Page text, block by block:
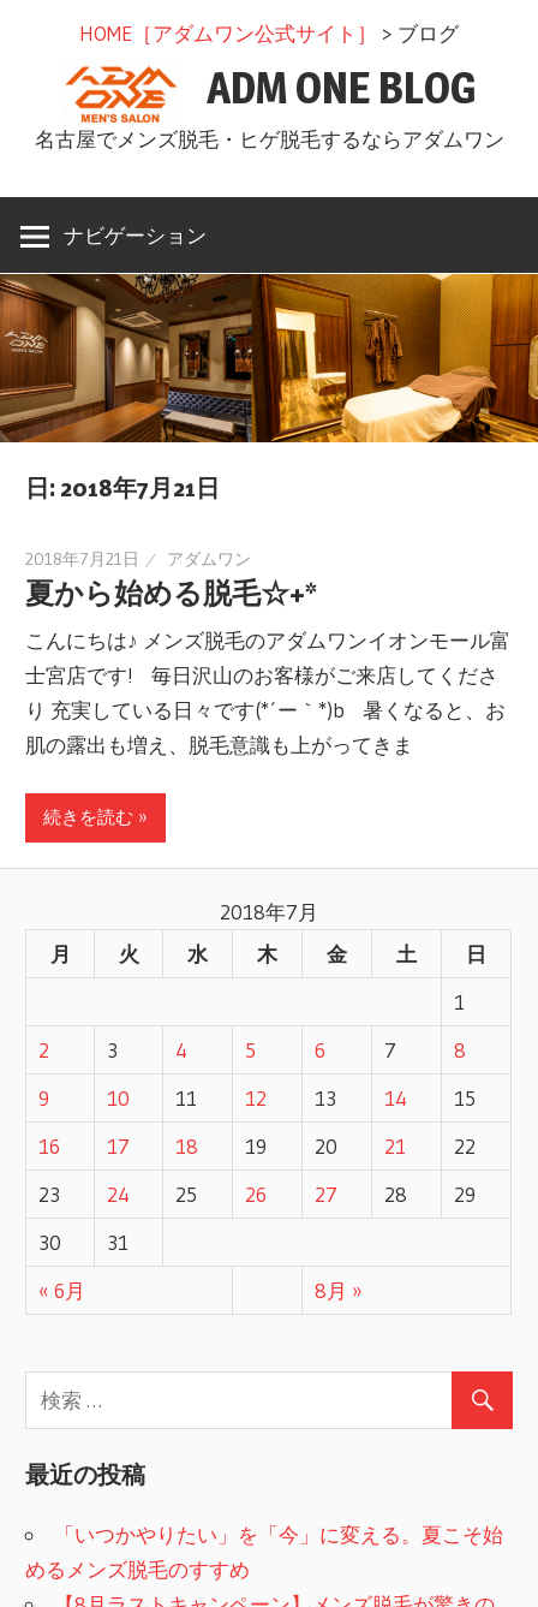
へ
ッ
プ
HOME［アダムワン公式サイト］ > ブログ
ADM ONE BLOG
名古屋でメンズ脱毛・ヒゲ脱毛するならアダムワン
ナビゲーション
日: 2018年7月21日
2018年7月21日 アダムワン
夏から始める脱毛☆+*
こんにちは♪ メンズ脱毛のアダムワンイオンモール富
士宮店です! 毎日沢山のお客様がご来店してくださ
り 充実している日々です(*´ー｀*)b 暑くなると、お
肌の露出も増え、脱毛意識も上がってきま
続きを読む »
2018年7月
月
火 水 木 金 土 日
« 6月 8月 »
1
2
3 4 5 6 7
8
9
10 11 12 13 14
15
16
17 18 19 20 21
22
23
24 25 26 27 28
29
30
31
最近の投稿
「いつかやりたい」を「今」に変える。夏こそ始
めるメンズ脱毛のすすめ